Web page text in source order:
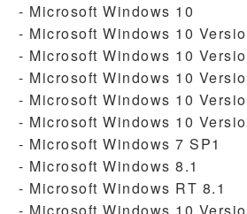
- Microsoft Windows 10
- Microsoft Windows 10
- Microsoft Windows 10
- Microsoft Windows 10
- Microsoft Windows 10
- Microsoft Windows 10
- Microsoft Windows 7 SP1
- Microsoft Windows 8.1
- Microsoft Windows RT 8.1